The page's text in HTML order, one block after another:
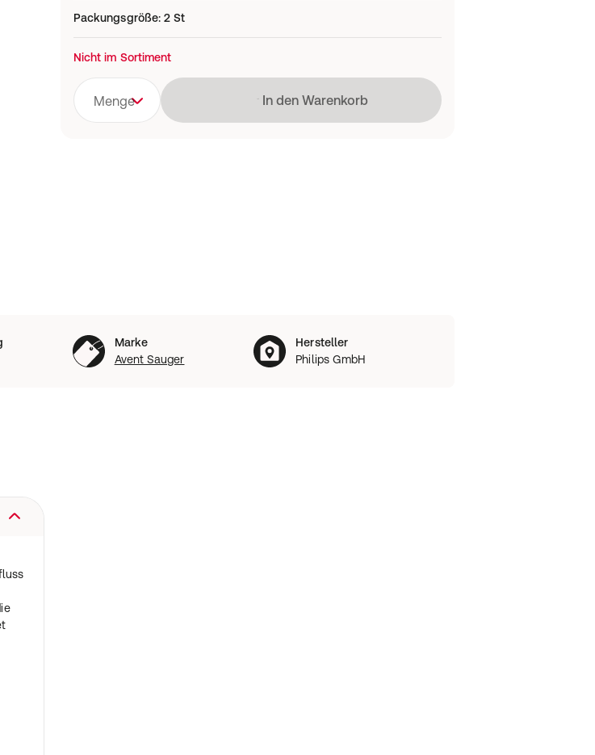
Packungsgröße:2 St
Nicht im Sortiment
Menge Lädt
In den Warenkorb
Marke
Avent Sauger
Hersteller
Philips GmbH